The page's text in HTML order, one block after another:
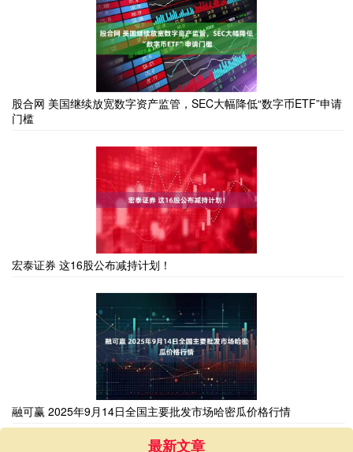
股合网 美国继续放宽数字资产监管，SEC大幅降低“数字币ETF”申请
门槛
宏泰证券 这16股公布减持计划！
融可赢 2025年9月14日全国主要批发市场哈密瓜价格行情
最新文章